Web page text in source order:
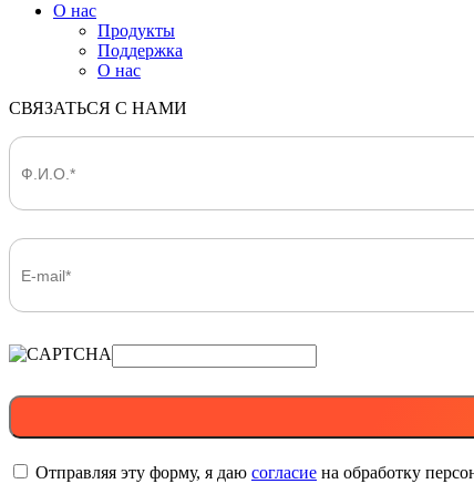
О нас
Продукты
Поддержка
О нас
СВЯЗАТЬСЯ С НАМИ
Отправляя эту форму, я даю согласие на обработку